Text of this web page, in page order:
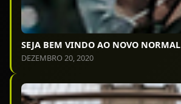
SEJA BEM VINDO AO NOVO NORMAL
DEZEMBRO 20, 2020